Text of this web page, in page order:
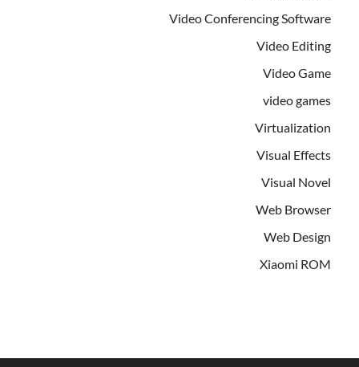
Video Conferencing Software
Video Editing
Video Game
video games
Virtualization
Visual Effects
Visual Novel
Web Browser
Web Design
Xiaomi ROM